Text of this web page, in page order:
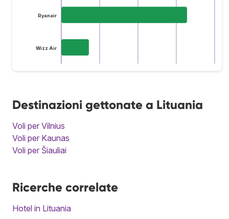
Ryanair
Wizz Air
Destinazioni gettonate a Lituania
Voli per Vilnius
Voli per Kaunas
Voli per Šiauliai
Ricerche correlate
Hotel in Lituania